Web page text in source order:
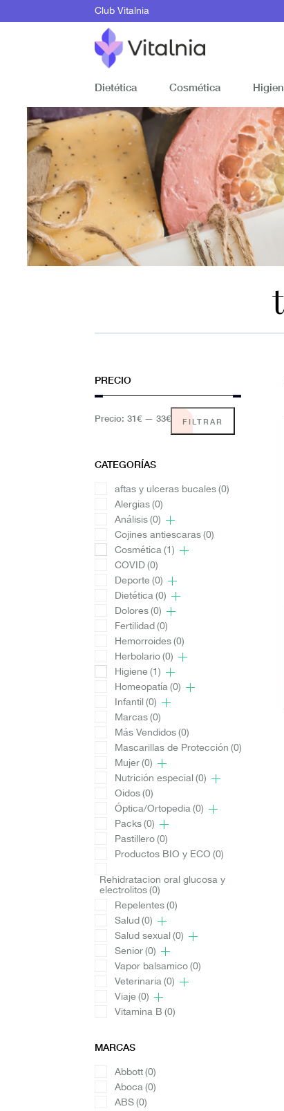
Club Vitalnia
Dietética Cosmética
PRECIO
FILTRAR
Precio: 31€ — 33€
CATEGORÍAS
aftas y ulceras bucales(0)
Alergias(0)
Análisis(0)
Cojines antiescaras(0)
Cosmética(1)
COVID(0)
Deporte(0)
Dietética(0)
Dolores(0)
Fertilidad(0)
Hemorroides(0)
Herbolario(0)
Higiene(1)
Homeopatía(0)
Infantil(0)
Marcas(0)
Más Vendidos(0)
Mascarillas de Protección(0)
Mujer(0)
Nutrición especial(0)
Oidos(0)
Óptica/Ortopedia(0)
Packs(0)
Pastillero(0)
Productos BIO y ECO(0)
Rehidratacion oral glucosa y
electrolitos(0)
Repelentes(0)
Salud(0)
Salud sexual(0)
Senior(0)
Vapor balsamico(0)
Veterinaria(0)
Viaje(0)
Vitamina B(0)
MARCAS
Abbott(0)
Aboca(0)
ABS(0)